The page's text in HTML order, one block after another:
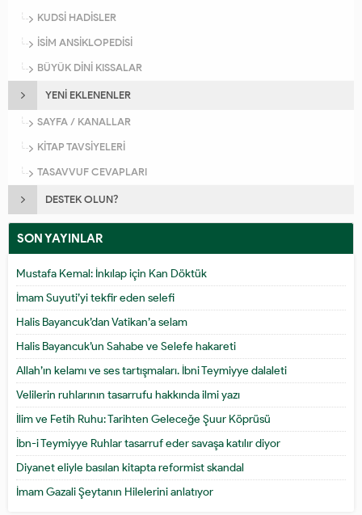
KUDSİ HADİSLER
İSİM ANSİKLOPEDİSİ
BÜYÜK DİNİ KISSALAR
YENİ EKLENENLER
SAYFA / KANALLAR
KİTAP TAVSİYELERİ
TASAVVUF CEVAPLARI
DESTEK OLUN?
SON YAYINLAR
Mustafa Kemal: İnkılap için Kan Döktük
İmam Suyuti’yi tekfir eden selefi
Halis Bayancuk’dan Vatikan’a selam
Halis Bayancuk’un Sahabe ve Selefe hakareti
Allah’ın kelamı ve ses tartışmaları. İbni Teymiyye dalaleti
Velilerin ruhlarının tasarrufu hakkında ilmi yazı
İlim ve Fetih Ruhu: Tarihten Geleceğe Şuur Köprüsü
İbn-i Teymiyye Ruhlar tasarruf eder savaşa katılır diyor
Diyanet eliyle basılan kitapta reformist skandal
İmam Gazali Şeytanın Hilelerini anlatıyor